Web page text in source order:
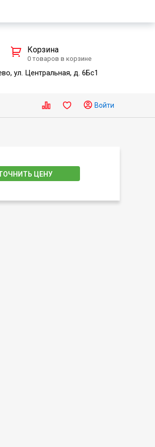
ул. Центральная, д. 6Бс1
Корзина
0 товаров в корзине
Войти
ЦЕНУ